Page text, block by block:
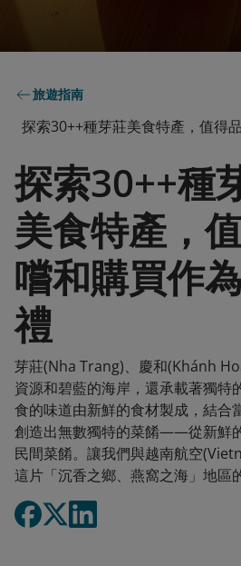
旅遊指南
探索30++種芽莊美食特產，值得
探索30++種
美食特產，
嚐和購買作
禮
芽莊(Nha Trang)、慶和(Khánh
資源和碧藍的海岸，還承載著獨特
食的味道由新鮮的食材製成，結合
創造出無數獨特的菜餚——從新鮮
民間菜餚。讓我們與越南航空
這片「沉香之鄉、燕窩之海」地區